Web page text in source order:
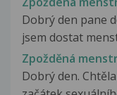
Dobrý den pane
jsem dostat
Zpožděná
Dobrý den.